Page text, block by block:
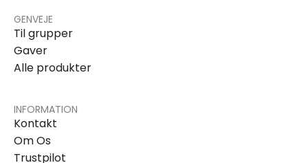
GENVEJE
Til grupper
Gaver
Alle produkter
INFORMATION
Kontakt
Om Os
Trustpilot